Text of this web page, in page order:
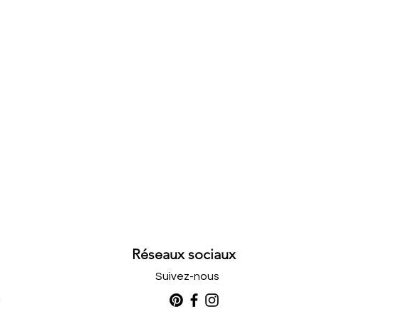
Réseaux sociaux
Suivez-nous